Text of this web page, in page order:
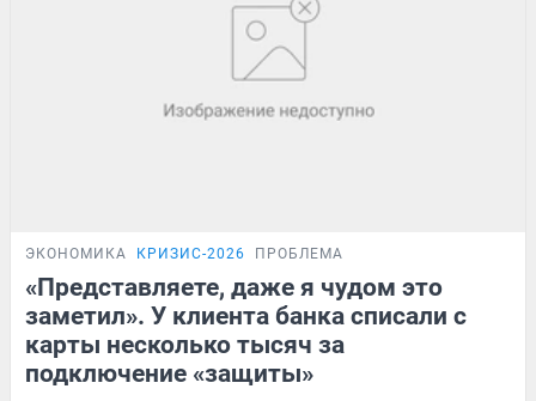
ЭКОНОМИКА КРИЗИС-2026 ПРОБЛЕМА
«Представляете, даже я чудом это
заметил». У клиента банка списали с
карты несколько тысяч за
подключение «защиты»